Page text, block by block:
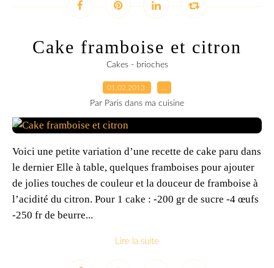
Cake framboise et citron
Cakes - brioches
01.02.2013
Par Paris dans ma cuisine
Voici une petite variation d’une recette de cake paru dans
le dernier Elle à table, quelques framboises pour ajouter
de jolies touches de couleur et la douceur de framboise à
l’acidité du citron. Pour 1 cake : -200 gr de sucre -4 œufs
-250 fr de beurre...
Lire la suite